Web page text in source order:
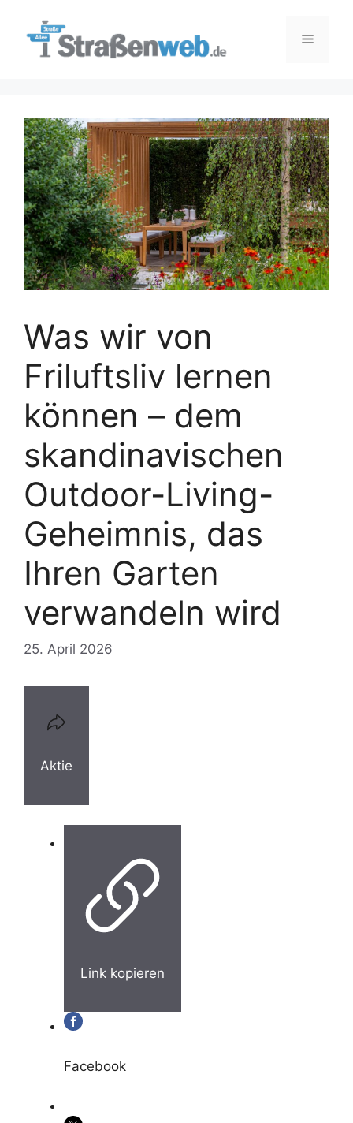
Menü
Was wir von
Friluftsliv lernen
können – dem
skandinavischen
Outdoor-Living-
Geheimnis, das
Ihren Garten
verwandeln wird
25. April 2026
Aktie
Link kopieren
Facebook